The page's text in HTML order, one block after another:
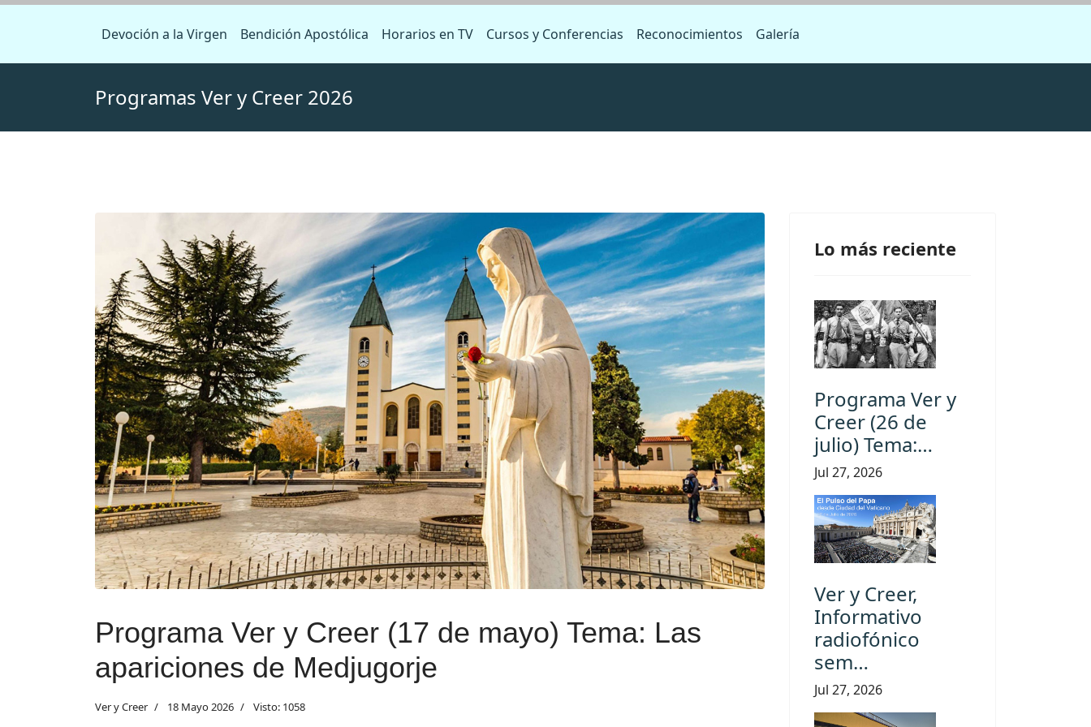
Devoción a la Virgen Bendición Apostólica Horarios en TV Cursos y Conferencias Reconocimientos Galería
Programas Ver y Creer 2026
Programa Ver y Creer (17 de mayo) Tema: Las
apariciones de Medjugorje
Ver y Creer 18 Mayo 2026 Visto: 1058
Lo más reciente
Programa Ver y
Creer (26 de
julio) Tema:…
Jul 27, 2026
Ver y Creer,
Informativo
radiofónico
sem…
Jul 27, 2026